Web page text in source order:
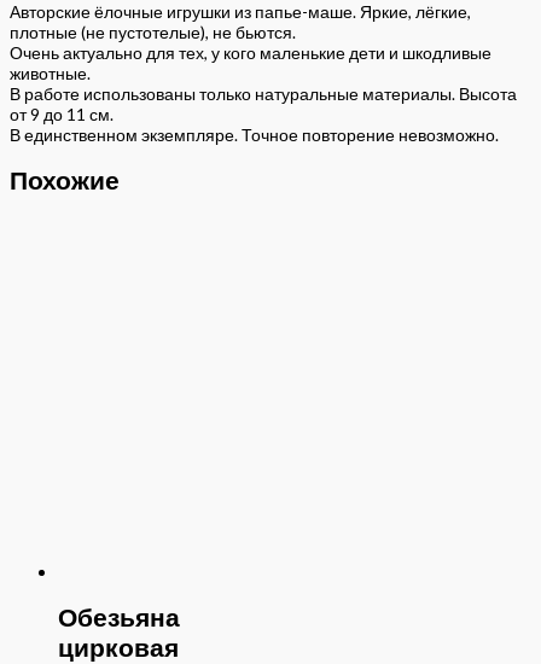
Авторские ёлочные игрушки из папье-маше. Яркие, лёгкие,
плотные (не пустотелые), не бьются.
Очень актуально для тех, у кого маленькие дети и шкодливые
животные.
В работе использованы только натуральные материалы. Высота
от 9 до 11 см.
В единственном экземпляре. Точное повторение невозможно.
Похожие
Обезьяна
цирковая